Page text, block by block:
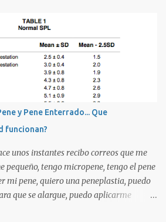
y Pene Enterrado... Que
funcionan?
unos instantes recibo correos que me
pequeño, tengo micropene, tengo el pene
mi pene, quiero una peneplastia, puedo
que se alargue, puedo aplicarme